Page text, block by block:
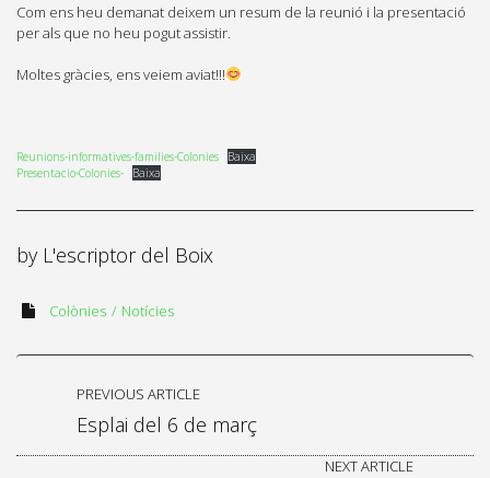
Com ens heu demanat deixem un resum de la reunió i la presentació
per als que no heu pogut assistir.
Moltes gràcies, ens veiem aviat!!!
Reunions-informatives-families-Colonies
Baixa
Presentacio-Colonies-
Baixa
by L'escriptor del Boix
Colònies Notícies
PREVIOUS ARTICLE
Esplai del 6 de març
NEXT ARTICLE